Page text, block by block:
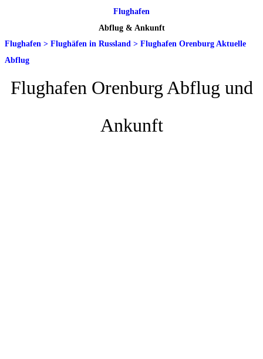
Flughafen
Abflug & Ankunft
Flughafen > Flughäfen in Russland > Flughafen Orenburg Aktuelle
Abflug
Flughafen Orenburg Abflug und
Ankunft